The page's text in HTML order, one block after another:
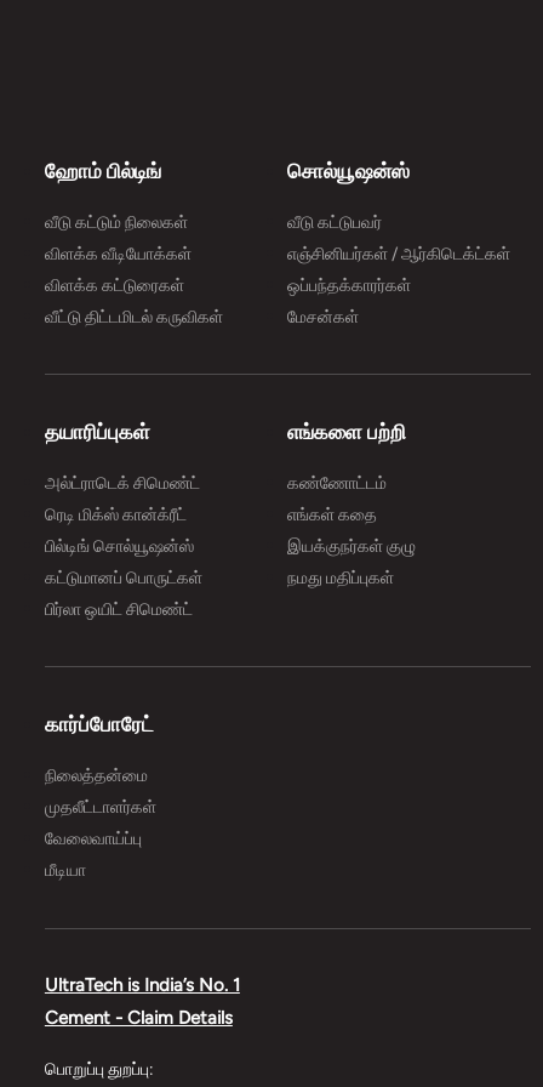
ஹோம் பில்டிங்
வீடு கட்டும் நிலைகள்
விளக்க வீடியோக்கள்
விளக்க கட்டுரைகள்
வீட்டு திட்டமிடல் கருவிகள்
சொல்யூஷன்ஸ்
வீடு கட்டுபவர்
எஞ்சினியர்கள் / ஆர்கிடெக்ட்கள்
ஒப்பந்தக்காரர்கள்
மேசன்கள்
தயாரிப்புகள்
அல்ட்ராடெக் சிமெண்ட்
ரெடி மிக்ஸ் கான்க்ரீட்
பில்டிங் சொல்யூஷன்ஸ்
கட்டுமானப் பொருட்கள்
பிர்லா ஒயிட் சிமெண்ட்
எங்களை பற்றி
கண்ணோட்டம்
எங்கள் கதை
இயக்குநர்கள் குழு
நமது மதிப்புகள்
கார்ப்போரேட்
நிலைத்தன்மை
முதலீட்டாளர்கள்
வேலைவாய்ப்பு
மீடியா
UltraTech is India’s No. 1
Cement - Claim Details
பொறுப்பு துறப்பு: